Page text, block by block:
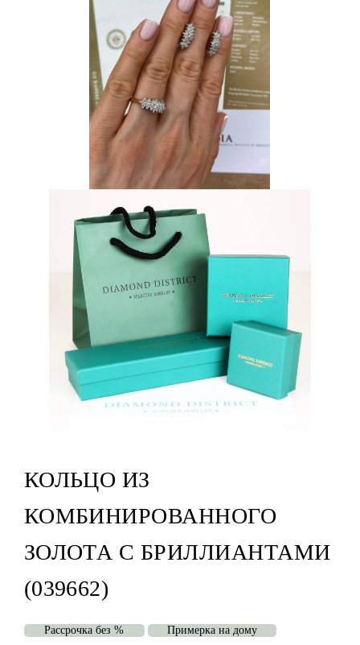
КОЛЬЦО ИЗ
КОМБИНИРОВАННОГО
ЗОЛОТА С БРИЛЛИАНТАМИ
(039662)
Рассрочка без % Примерка на дому